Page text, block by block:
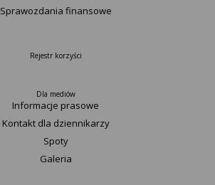
Sprawozdania finansowe
Rejestr korzyści
Dla mediów
Informacje prasowe
Kontakt dla dziennikarzy
Spoty
Galeria